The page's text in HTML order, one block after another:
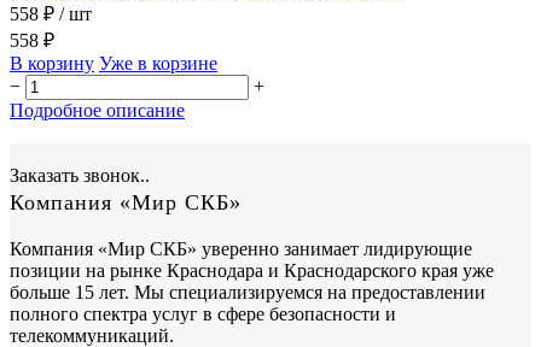
558 ₽ / шт
558 ₽
В корзину Уже в корзине
−
+
Подробное описание
Заказать звонок..
Компания «Мир СКБ»
Компания «Мир СКБ» уверенно занимает лидирующие
позиции на рынке Краснодара и Краснодарского края уже
больше 15 лет. Мы специализируемся на предоставлении
полного спектра услуг в сфере безопасности и
телекоммуникаций.